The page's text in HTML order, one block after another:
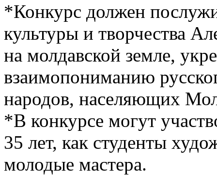
*Конкурс должен
культуры и творчества
на молдавской земле,
взаимопониманию
народов, населяющих
*В конкурсе могут
35 лет, как студенты
молодые мастера.